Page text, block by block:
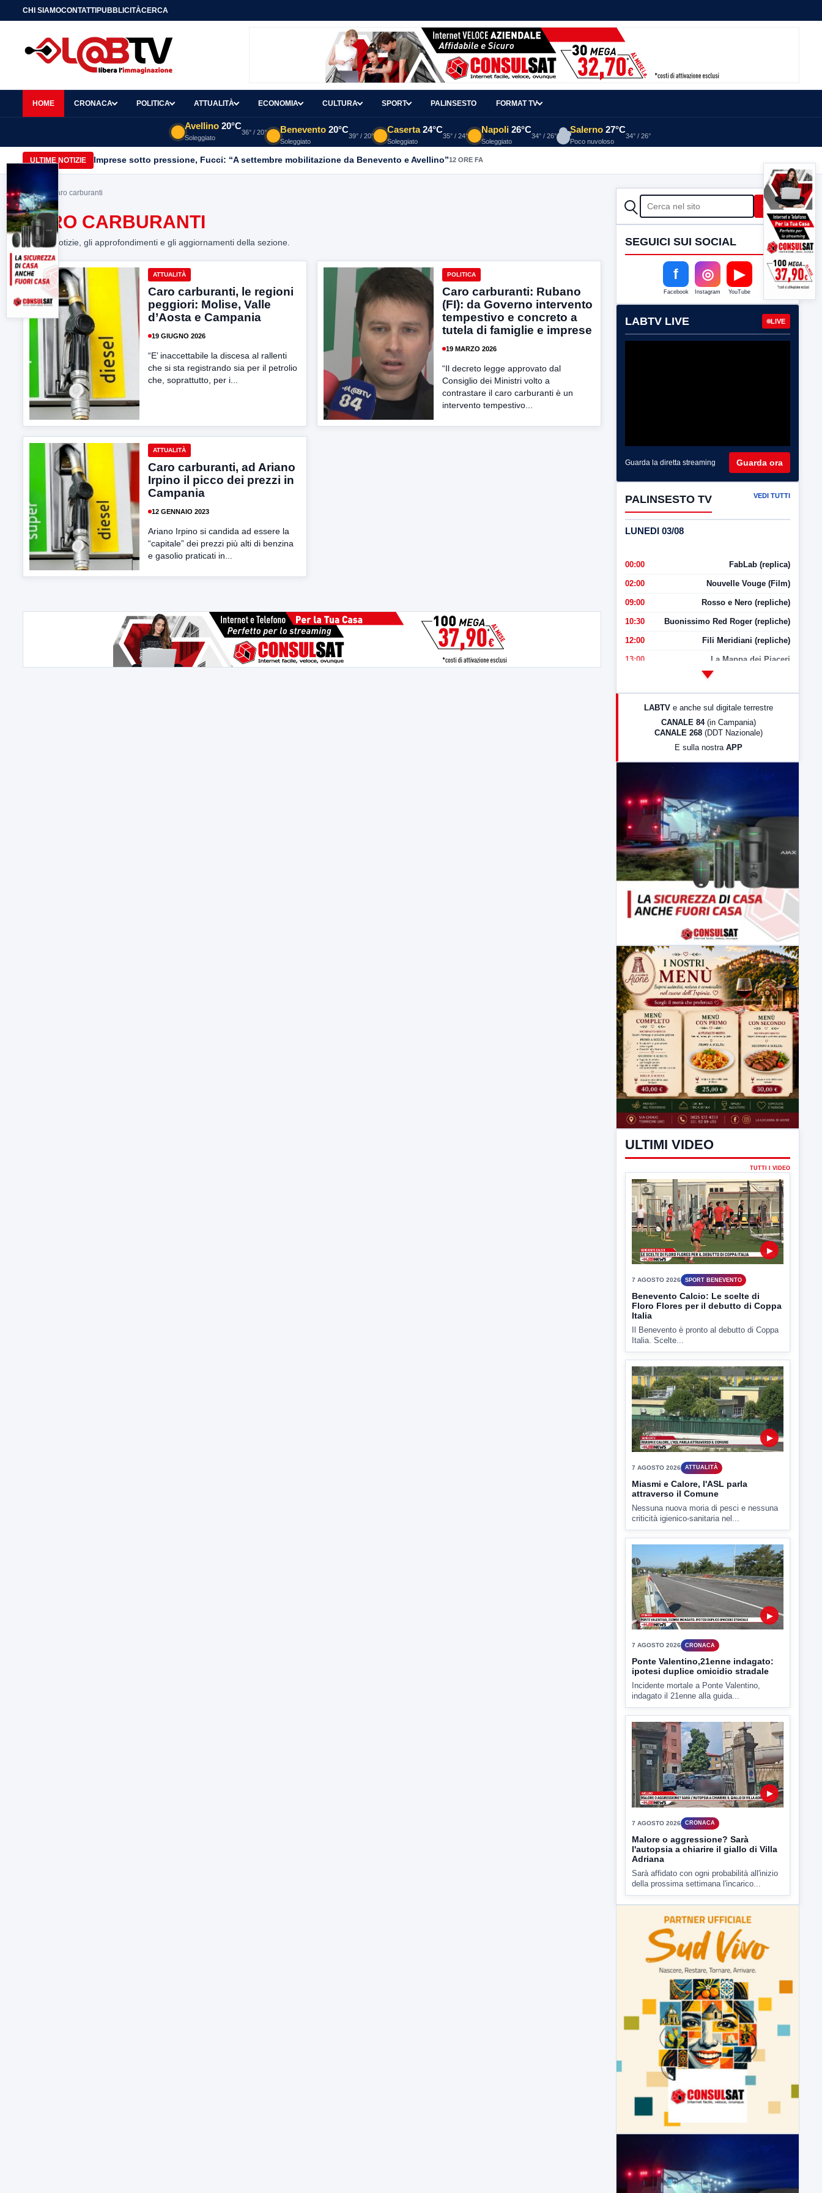
CHI SIAMOCONTATTIPUBBLICITÀCERCA
HOME CRONACA POLITICA ATTUALITÀ ECONOMIA CULTURA SPORT PALINSESTO FORMAT TV
Avellino 20°C
Soleggiato
36° / 20° Benevento 20°C
Soleggiato
39° / 20°
Caserta 24°C
Soleggiato
35° / 24°
Napoli 26°C
Soleggiato
34° / 26°
Salerno 27°C
Poco nuvoloso
34° / 26°
ULTIME NOTIZIE Imprese sotto pressione, Fucci: “A settembre mobilitazione da Benevento e Avellino”12 ORE FA
Home> Caro carburanti
CARO CARBURANTI
Tutte le notizie, gli approfondimenti e gli aggiornamenti della sezione.
ATTUALITÀ
Caro carburanti, le regioni
peggiori: Molise, Valle
d’Aosta e Campania
19 GIUGNO 2026
“E’ inaccettabile la discesa al rallenti
che si sta registrando sia per il petrolio
che, soprattutto, per i...
POLITICA
Caro carburanti: Rubano
(FI): da Governo intervento
tempestivo e concreto a
tutela di famiglie e imprese
19 MARZO 2026
“Il decreto legge approvato dal
Consiglio dei Ministri volto a
contrastare il caro carburanti è un
intervento tempestivo...
ATTUALITÀ
Caro carburanti, ad Ariano
Irpino il picco dei prezzi in
Campania
12 GENNAIO 2023
Ariano Irpino si candida ad essere la
“capitale” dei prezzi più alti di benzina
e gasolio praticati in...
CERCA Cerca
SEGUICI SUI SOCIAL
f
Facebook
◎
Instagram
▶
YouTube
LABTV LIVE LIVE
Guarda la diretta streaming Guarda ora
PALINSESTO TV VEDI TUTTI
LUNEDI 03/08
00:00 FabLab (replica)
02:00 Nouvelle Vouge (Film)
09:00 Rosso e Nero (repliche)
10:30 Buonissimo Red Roger (repliche)
12:00 Fili Meridiani (repliche)
13:00 La Mappa dei Piaceri
LabNews (Diretta)
LABTV e anche sul digitale terrestre
CANALE 84 (in Campania)
CANALE 268 (DDT Nazionale)
E sulla nostra APP
ULTIMI VIDEO
TUTTI I VIDEO
7 AGOSTO 2026 SPORT BENEVENTO
Benevento Calcio: Le scelte di
Floro Flores per il debutto di Coppa
Italia
Il Benevento è pronto al debutto di Coppa
Italia. Scelte...
▶
7 AGOSTO 2026 ATTUALITÀ
Miasmi e Calore, l'ASL parla
attraverso il Comune
Nessuna nuova moria di pesci e nessuna
criticità igienico-sanitaria nel...
▶
7 AGOSTO 2026 CRONACA
Ponte Valentino,21enne indagato:
ipotesi duplice omicidio stradale
Incidente mortale a Ponte Valentino,
indagato il 21enne alla guida...
CRONACA
Malore o aggressione? Sarà
l'autopsia a chiarire il giallo di Villa
Adriana
Sarà affidato con ogni probabilità all'inizio
della prossima settimana l'incarico...